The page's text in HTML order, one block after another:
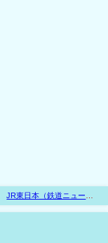
JR東日本（鉄道ニュース
トうみかぜ』が3/21に??